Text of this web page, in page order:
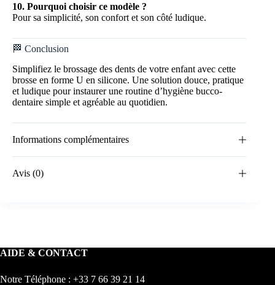
10. Pourquoi choisir ce modèle ?
Pour sa simplicité, son confort et son côté ludique.
🏁 Conclusion
Simplifiez le brossage des dents de votre enfant avec cette
brosse en forme U en silicone. Une solution douce, pratique
et ludique pour instaurer une routine d’hygiène bucco-
dentaire simple et agréable au quotidien.
Informations complémentaires
Avis (0)
AIDE & CONTACT
Notre Téléphone : +33 7 66 39 21 14